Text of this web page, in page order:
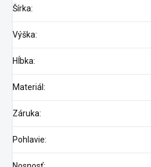
Šírka:
Výška:
Hĺbka:
Materiál :
Záruka:
Pohlavie: